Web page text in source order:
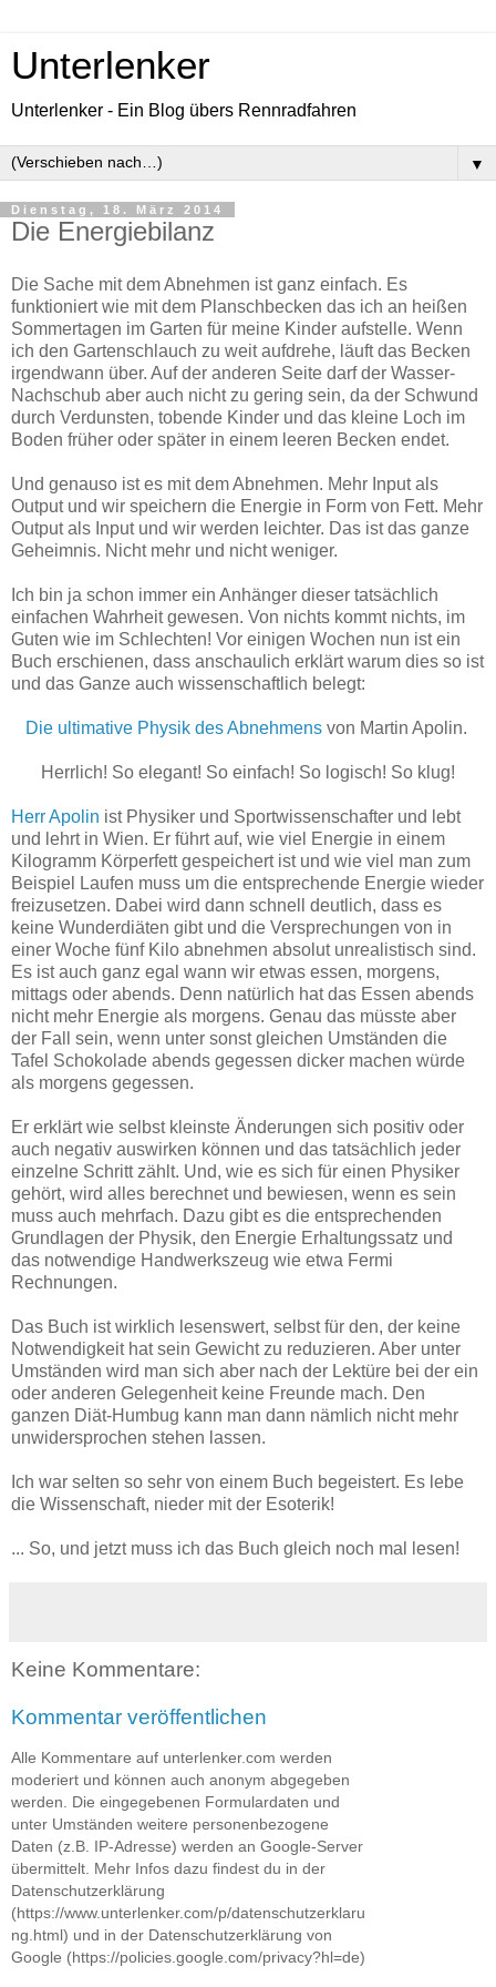
Unterlenker
Unterlenker - Ein Blog übers Rennradfahren
▼
Dienstag, 18. März 2014
Die Energiebilanz
Die Sache mit dem Abnehmen ist ganz einfach. Es
funktioniert wie mit dem Planschbecken das ich an heißen
Sommertagen im Garten für meine Kinder aufstelle. Wenn
ich den Gartenschlauch zu weit aufdrehe, läuft das Becken
irgendwann über. Auf der anderen Seite darf der Wasser-
Nachschub aber auch nicht zu gering sein, da der Schwund
durch Verdunsten, tobende Kinder und das kleine Loch im
Boden früher oder später in einem leeren Becken endet.
Und genauso ist es mit dem Abnehmen. Mehr Input als
Output und wir speichern die Energie in Form von Fett. Mehr
Output als Input und wir werden leichter. Das ist das ganze
Geheimnis. Nicht mehr und nicht weniger.
Ich bin ja schon immer ein Anhänger dieser tatsächlich
einfachen Wahrheit gewesen. Von nichts kommt nichts, im
Guten wie im Schlechten! Vor einigen Wochen nun ist ein
Buch erschienen, dass anschaulich erklärt warum dies so ist
und das Ganze auch wissenschaftlich belegt:
Die ultimative Physik des Abnehmensvon Martin Apolin.
Herrlich! So elegant! So einfach! So logisch! So klug!
Herr Apolin ist Physiker und Sportwissenschafter und lebt
und lehrt in Wien. Er führt auf, wie viel Energie in einem
Kilogramm Körperfett gespeichert ist und wie viel man zum
Beispiel Laufen muss um die entsprechende Energie wieder
freizusetzen. Dabei wird dann schnell deutlich, dass es
keine Wunderdiäten gibt und die Versprechungen von in
einer Woche fünf Kilo abnehmen absolut unrealistisch sind.
Es ist auch ganz egal wann wir etwas essen, morgens,
mittags oder abends. Denn natürlich hat das Essen abends
nicht mehr Energie als morgens. Genau das müsste aber
der Fall sein, wenn unter sonst gleichen Umständen die
Tafel Schokolade abends gegessen dicker machen würde
als morgens gegessen.
Er erklärt wie selbst kleinste Änderungen sich positiv oder
auch negativ auswirken können und das tatsächlich jeder
einzelne Schritt zählt. Und, wie es sich für einen Physiker
gehört, wird alles berechnet und bewiesen, wenn es sein
muss auch mehrfach. Dazu gibt es die entsprechenden
Grundlagen der Physik, den Energie Erhaltungssatz und
das notwendige Handwerkszeug wie etwa Fermi
Rechnungen.
Das Buch ist wirklich lesenswert, selbst für den, der keine
Notwendigkeit hat sein Gewicht zu reduzieren. Aber unter
Umständen wird man sich aber nach der Lektüre bei der ein
oder anderen Gelegenheit keine Freunde mach. Den
ganzen Diät-Humbug kann man dann nämlich nicht mehr
unwidersprochen stehen lassen.
Ich war selten so sehr von einem Buch begeistert. Es lebe
die Wissenschaft, nieder mit der Esoterik!
... So, und jetzt muss ich das Buch gleich noch mal lesen!
Keine Kommentare:
Kommentar veröffentlichen
Alle Kommentare auf unterlenker.com werden
moderiert und können auch anonym abgegeben
werden. Die eingegebenen Formulardaten und
unter Umständen weitere personenbezogene
Daten (z.B. IP-Adresse) werden an Google-Server
übermittelt. Mehr Infos dazu findest du in der
Datenschutzerklärung
(https://www.unterlenker.com/p/datenschutzerklaru
ng.html) und in der Datenschutzerklärung von
Google (https://policies.google.com/privacy?hl=de)